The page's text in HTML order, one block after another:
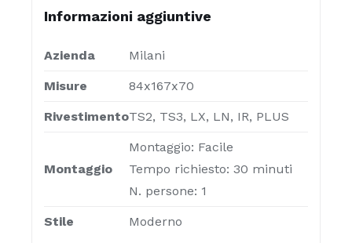
Informazioni aggiuntive
Azienda Milani
Misure 84x167x70
RivestimentoTS2, TS3, LX, LN, IR, PLUS
Montaggio
Montaggio: Facile
Tempo richiesto: 30 minuti
N. persone: 1
Stile Moderno